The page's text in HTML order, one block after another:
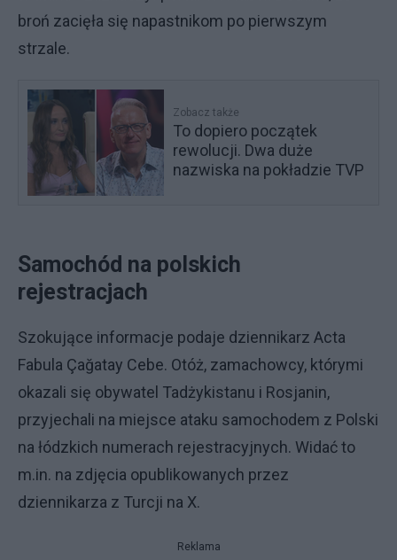
broń zacięła się napastnikom po pierwszym
strzale.
Zobacz także
To dopiero początek
rewolucji. Dwa duże
nazwiska na pokładzie TVP
Samochód na polskich
rejestracjach
Szokujące informacje podaje dziennikarz Acta
Fabula Çağatay Cebe. Otóż, zamachowcy, którymi
okazali się obywatel Tadżykistanu i Rosjanin,
przyjechali na miejsce ataku samochodem z Polski
na łódzkich numerach rejestracyjnych. Widać to
m.in. na zdjęcia opublikowanych przez
dziennikarza z Turcji na X.
Reklama